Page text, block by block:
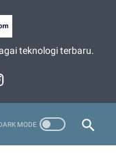
teknologi terbaru.